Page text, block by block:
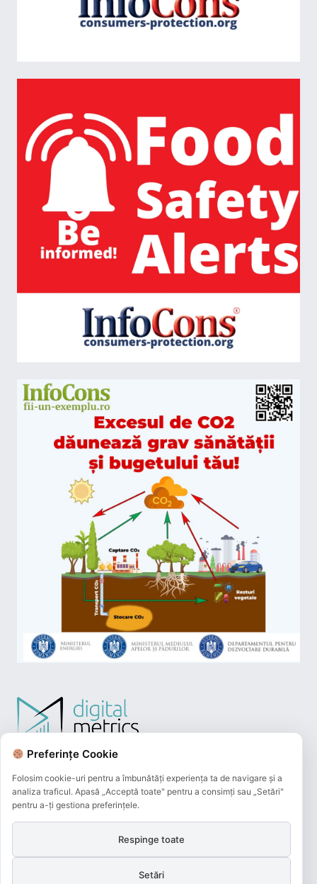
Plățile online efectuate pe acest site
sunt procesate de către Netopia Payments
și beneficiază de 3D-Secure.
Preferințe Cookie
Folosim cookie-uri pentru a îmbunătăți experiența ta de navigare și a
analiza traficul. Apasă „Acceptă toate" pentru a consimți sau „Setări"
pentru a-ți gestiona preferințele.
Respinge toate
Setări